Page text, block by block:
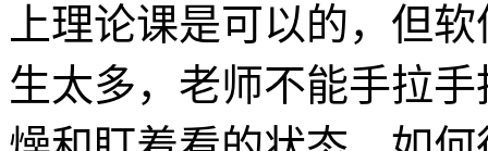
上理论课是可以的，但
生太多，老师不能手拉